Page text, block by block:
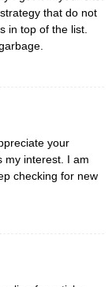
that do not
in top of the list.
your
my interest. I am
checking for new